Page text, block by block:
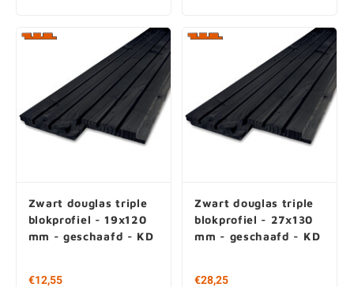
Zwart douglas triple
blokprofiel - 19x120
mm - geschaafd - KD
€12,55
Zwart douglas triple
blokprofiel - 27x130
mm - geschaafd - KD
€28,25